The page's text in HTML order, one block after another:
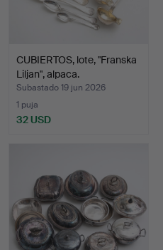
CUBIERTOS, lote, "Franska
Liljan", alpaca.
Subastado 19 jun 2026
1 puja
32 USD